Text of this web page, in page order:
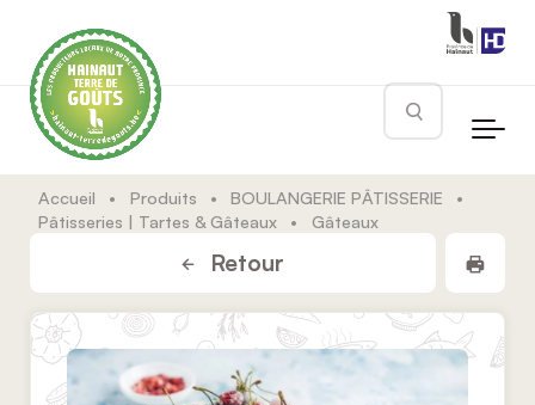
Rechercher
Accueil • Produits • BOULANGERIE PÂTISSERIE
•
Pâtisseries | Tartes & Gâteaux
• Gâteaux
Retour